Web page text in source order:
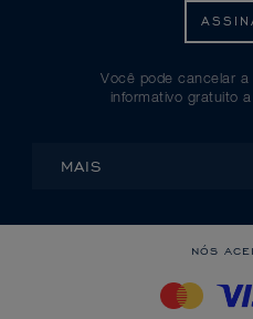
Você pode cancelar a
informativo gratuito
MAIS
NÓS